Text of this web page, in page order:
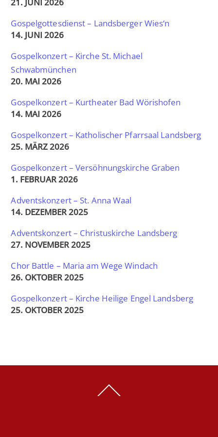
Wegbegleiter aus Politik, dem Kultur- und
Bildungsbereich sowie Landsberger
Bürger aus unterschiedlichsten
Trauerfeier gekommen. Chormitglied […]
Gospelgottesdienst – Landsberger Wies‘n
14. JUNI 2026
Gospelkonzert – Kirche St. Michael
Schwabmünchen
20. MAI 2026
Gospelkonzert – Kurtheater Bad Wörishofen
14. MAI 2026
Gospelkonzert – Katholischer Pfarrsaal Landsberg
25. MÄRZ 2026
Gospelkonzert – Versöhnungskirche Graben
1. FEBRUAR 2026
Adventskonzert – St. Anna Waal
14. DEZEMBER 2025
Adventskonzert – Christuskirche Landsberg
27. NOVEMBER 2025
Chor Battle – Maria am Wege Windach
26. OKTOBER 2025
Gospelkonzert – Kirche Heilige Engel Landsberg
25. OKTOBER 2025
To